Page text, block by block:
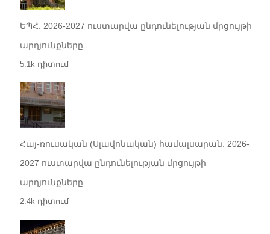
ԵՊՀ. 2026-2027 ուստարվա ընդունելության մրցույթի
արդյունքները
5.1k դիտում
Հայ-ռուսական (Սլավոնական) համալսարան. 2026-
2027 ուստարվա ընդունելության մրցույթի
արդյունքները
2.4k դիտում